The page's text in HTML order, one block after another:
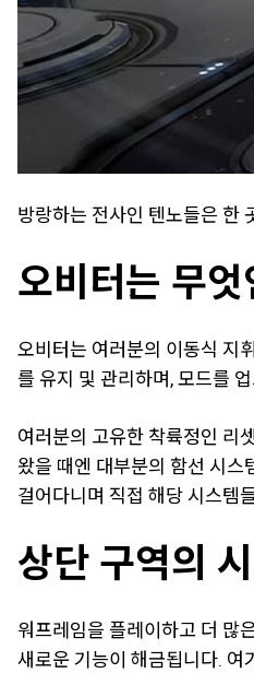
방랑하는 전사인 텐노들은 한
오비터는 무엇
오비터는 여러분의 이동식 지
를 유지 및 관리하며, 모드를
여러분의 고유한 착륙정인 리
왔을 때엔 대부분의 함선 시스
걸어다니며 직접 해당 시스템
상단 구역의
워프레임을 플레이하고 더 많
새로운 기능이 해금됩니다. 여